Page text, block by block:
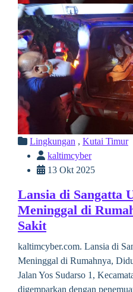
Lingkungan , Kutai Timur
kaltimcyber
13 Okt 2025
Lansia di Sangatta
Meninggal di
Sakit
kaltimcyber.com. Lansia di
Meninggal di Rumahnya,
Jalan Yos Sudarso 1,
digemparkan dengan